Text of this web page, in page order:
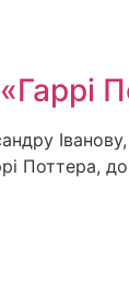
Поттера,